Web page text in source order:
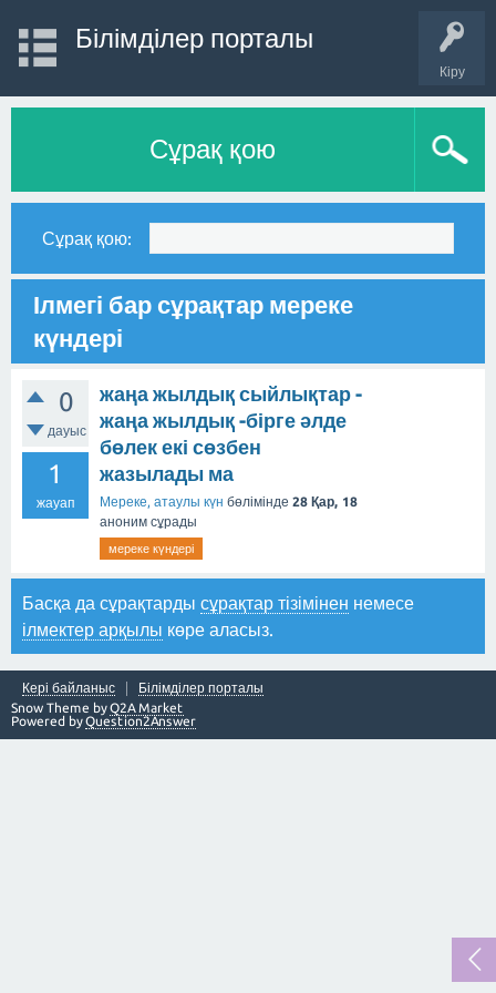
Кіру
Білімділер порталы
Сұрақ қою
Сұрақ қою:
Ілмегі бар сұрақтар мереке
күндері
0
дауыс
1
жауап
жаңа жылдық сыйлықтар -
жаңа жылдық -бірге әлде
бөлек екі сөзбен
жазылады ма
Мереке, атаулы күн бөлімінде 28 Қар, 18
аноним сұрады
мереке күндері
Басқа да сұрақтарды сұрақтар тізімінен немесе
ілмектер арқылы көре аласыз.
Кері байланыс
Білімділер порталы
Snow Theme byQ2A Market
Powered byQuestion2Answer